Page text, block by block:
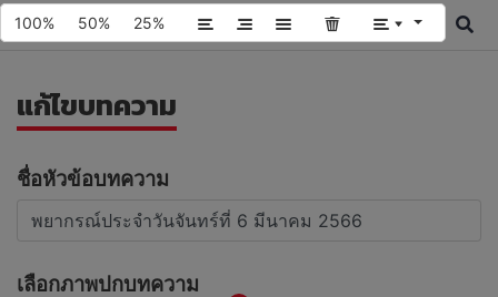
แก้ไขบทความ
ชื่อหัวข้อบทความ
เลือกภาพปกบทความ
100% 50% 25%